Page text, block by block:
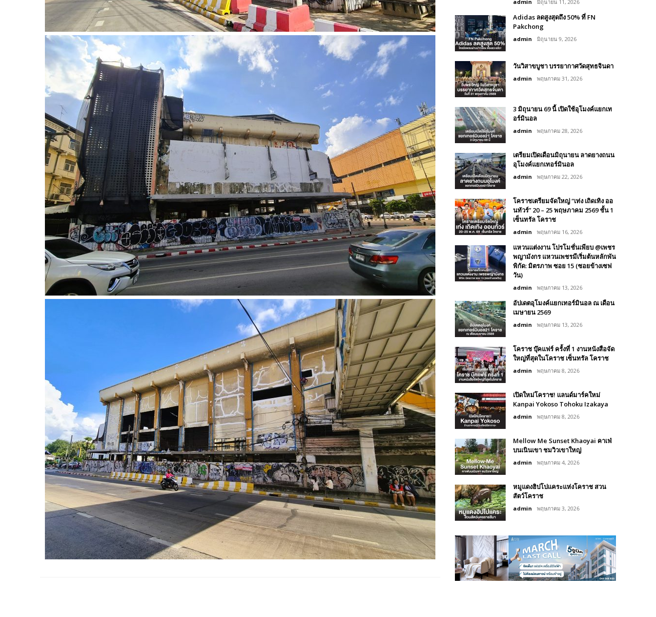
admin มิถุนายน 11, 2026
Adidas ลดสูงสุดถึง 50% ที่ FN
Pakchong
admin มิถุนายน 9, 2026
วันวิสาขบูชา บรรยากาศวัดสุทธจินดา
admin พฤษภาคม 31, 2026
3 มิถุนายน 69 นี้ เปิดใช้อุโมงค์แยกเท
อร์มินอล
admin พฤษภาคม 28, 2026
เตรียมเปิดเดือนมิถุนายน ลาดยางถนน
อุโมงค์แยกเทอร์มินอล
admin พฤษภาคม 22, 2026
โคราชเตรียมจัดใหญ่ “เท่ง เถิดเทิง ออ
นทัวร์” 20 – 25 พฤษภาคม 2569 ชั้น 1
เซ็นทรัล โคราช
admin พฤษภาคม 16, 2026
แหวนแต่งงาน โปรโมชั่นเพียบ @เพชร
พญามังกร แหวนเพชรมีเริ่มต้นหลักพัน
พิกัด: มิตรภาพ ซอย 15 (ซอยข้างเซฟ
วัน)
admin พฤษภาคม 13, 2026
อัปเดตอุโมงค์แยกเทอร์มินอล ณ เดือน
เมษายน 2569
admin พฤษภาคม 13, 2026
โคราช บุ๊คแฟร์​ ครั้งที่​ 1 งานหนังสือจัด
ใหญ่ที่สุดในโคราช เซ็นทรัล โคราช
admin พฤษภาคม 8, 2026
เปิดใหม่โคราช! แลนด์มาร์คใหม่
Kanpai Yokoso Tohoku Izakaya
admin พฤษภาคม 8, 2026
Mellow Me Sunset Khaoyai คาเฟ่
บนเนินเขา ชมวิวเขาใหญ่
admin พฤษภาคม 4, 2026
หมูแดงฮิปโปแคระแห่งโคราช สวน
สัตว์โคราช
admin พฤษภาคม 3, 2026